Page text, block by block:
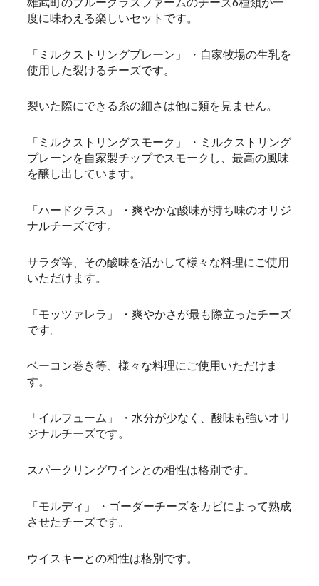
度に味わえる楽しいセットです。
「ミルクストリングプレーン」 ・自家牧場の生乳を
使用した裂けるチーズです。
裂いた際にできる糸の細さは他に類を見ません。
「ミルクストリングスモーク」 ・ミルクストリング
プレーンを自家製チップでスモークし、最高の風味
を醸し出しています。
「ハードクラス」 ・爽やかな酸味が持ち味のオリジ
ナルチーズです。
サラダ等、その酸味を活かして様々な料理にご使用
いただけます。
「モッツァレラ」 ・爽やかさが最も際立ったチーズ
です。
ベーコン巻き等、様々な料理にご使用いただけま
す。
「イルフューム」 ・水分が少なく、酸味も強いオリ
ジナルチーズです。
スパークリングワインとの相性は格別です。
「モルディ」 ・ゴーダーチーズをカビによって熟成
させたチーズです。
ウイスキーとの相性は格別です。